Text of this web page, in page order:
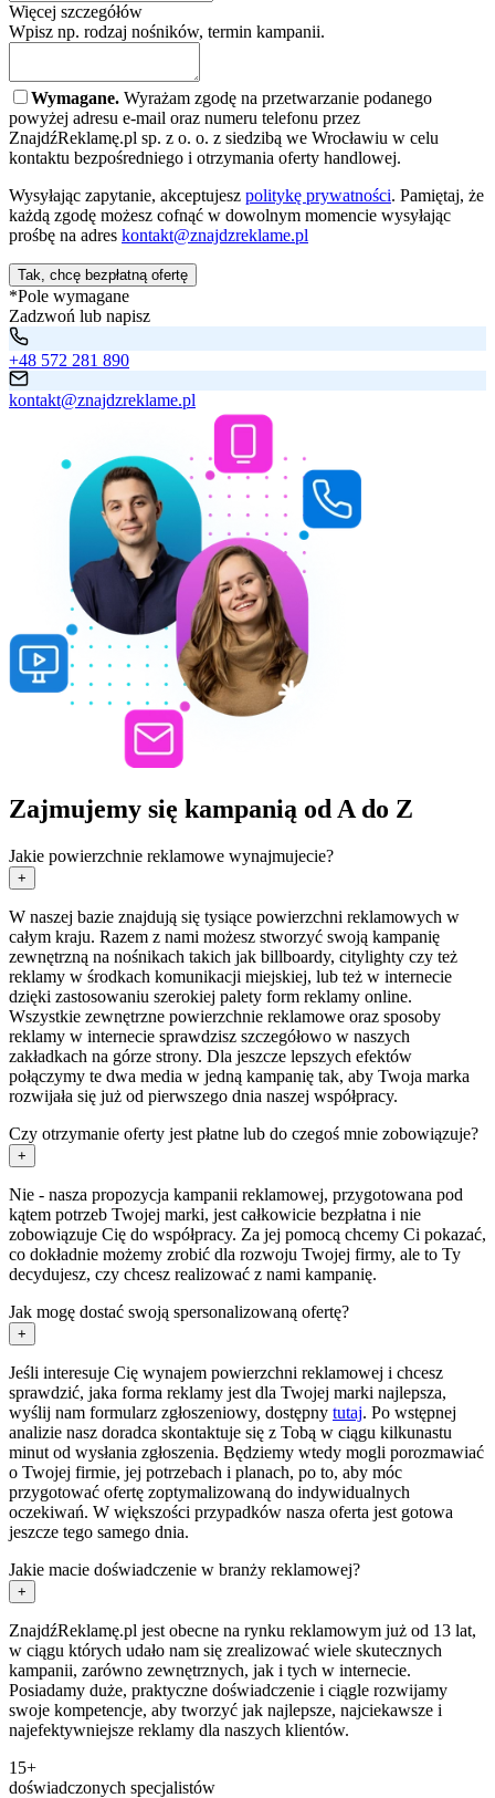
Więcej szczegółów
Wpisz np. rodzaj nośników, termin kampanii.
Wymagane. Wyrażam zgodę na przetwarzanie podanego
powyżej adresu e-mail oraz numeru telefonu przez
ZnajdźReklamę.pl sp. z o. o. z siedzibą we Wrocławiu w celu
kontaktu bezpośredniego i otrzymania oferty handlowej.
Wysyłając zapytanie, akceptujesz politykę prywatności. Pamiętaj, że
każdą zgodę możesz cofnąć w dowolnym momencie wysyłając
prośbę na adres kontakt@znajdzreklame.pl
Tak, chcę bezpłatną ofertę
*Pole wymagane
Zadzwoń lub napisz
+48 572 281 890
kontakt@znajdzreklame.pl
Zajmujemy się kampanią od A do Z
Jakie powierzchnie reklamowe wynajmujecie?
+
W naszej bazie znajdują się tysiące powierzchni reklamowych w
całym kraju. Razem z nami możesz stworzyć swoją kampanię
zewnętrzną na nośnikach takich jak billboardy, citylighty czy też
reklamy w środkach komunikacji miejskiej, lub też w internecie
dzięki zastosowaniu szerokiej palety form reklamy online.
Wszystkie zewnętrzne powierzchnie reklamowe oraz sposoby
reklamy w internecie sprawdzisz szczegółowo w naszych
zakładkach na górze strony. Dla jeszcze lepszych efektów
połączymy te dwa media w jedną kampanię tak, aby Twoja marka
rozwijała się już od pierwszego dnia naszej współpracy.
Czy otrzymanie oferty jest płatne lub do czegoś mnie zobowiązuje?
+
Nie - nasza propozycja kampanii reklamowej, przygotowana pod
kątem potrzeb Twojej marki, jest całkowicie bezpłatna i nie
zobowiązuje Cię do współpracy. Za jej pomocą chcemy Ci pokazać,
co dokładnie możemy zrobić dla rozwoju Twojej firmy, ale to Ty
decydujesz, czy chcesz realizować z nami kampanię.
Jak mogę dostać swoją spersonalizowaną ofertę?
+
Jeśli interesuje Cię wynajem powierzchni reklamowej i chcesz
sprawdzić, jaka forma reklamy jest dla Twojej marki najlepsza,
wyślij nam formularz zgłoszeniowy, dostępny tutaj. Po wstępnej
analizie nasz doradca skontaktuje się z Tobą w ciągu kilkunastu
minut od wysłania zgłoszenia. Będziemy wtedy mogli porozmawiać
o Twojej firmie, jej potrzebach i planach, po to, aby móc
przygotować ofertę zoptymalizowaną do indywidualnych
oczekiwań. W większości przypadków nasza oferta jest gotowa
jeszcze tego samego dnia.
Jakie macie doświadczenie w branży reklamowej?
+
ZnajdźReklamę.pl jest obecne na rynku reklamowym już od 13 lat,
w ciągu których udało nam się zrealizować wiele skutecznych
kampanii, zarówno zewnętrznych, jak i tych w internecie.
Posiadamy duże, praktyczne doświadczenie i ciągle rozwijamy
swoje kompetencje, aby tworzyć jak najlepsze, najciekawsze i
najefektywniejsze reklamy dla naszych klientów.
15+
doświadczonych specjalistów